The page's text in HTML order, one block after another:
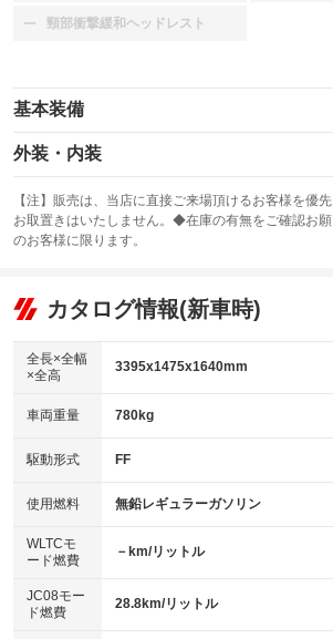
頸部衝撃緩和ヘッドレスト
：装備なし
基本装備
エアバッグ：運転席/助手席
：装備あり
：装備なし
サンルーフ
：装備なし ABS
リフトアップ
：装備なし
：装備なし
パワーウィンドウ
アイドリングストップ
：装備あり
USB入力端子
：装備なし
100V電源
：装備なし
センターデフロック
：装備なし
電動格納ミラー
：装備あり
外装・内装
カーナビ：SDナビ
：装備あり
TV：ワンセグ
：装備あり
ビジュアル
：装備なし
：装備なし
革シート
キーレス
HID(キセノンライト)
：装備なし
バックカメラ
：装備なし
エアロ
：装備なし
：装備なし
パワーシート
【注】販売は、当店に直接ご来場頂けるお客様を優
お取置きはいたしません。◆在庫の有無をご確認お
のお客様に限ります。
カタログ情報(新車時)
全長×全幅
×全高
3395x1475x1640mm
車両重量 780kg
駆動形式 FF
使用燃料 無鉛レギュラーガソリン
WLTCモ
ード燃費
－km/リットル
JC08モー
ド燃費
28.8km/リットル